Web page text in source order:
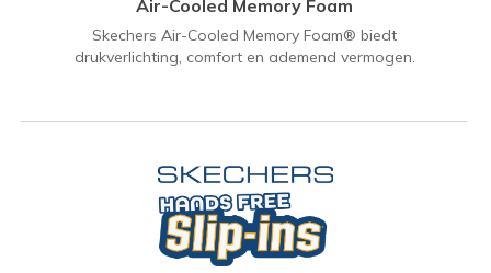
Air-Cooled Memory Foam
Skechers Air-Cooled Memory Foam® biedt
drukverlichting, comfort en ademend vermogen.